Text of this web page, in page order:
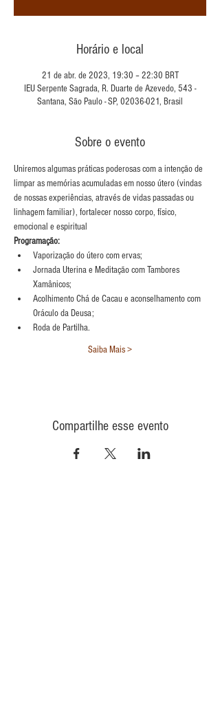
Horário e local
21 de abr. de 2023, 19:30 – 22:30 BRT
IEU Serpente Sagrada, R. Duarte de Azevedo, 543 -
Santana, São Paulo - SP, 02036-021, Brasil
Sobre o evento
Uniremos algumas práticas poderosas com a intenção de
limpar as memórias acumuladas em nosso útero (vindas
de nossas experiências, através de vidas passadas ou
linhagem familiar), fortalecer nosso corpo, físico,
emocional e espiritual
Programação:
Vaporização do útero com ervas;
Jornada Uterina e Meditação com Tambores
Xamânicos;
Acolhimento Chá de Cacau e aconselhamento com
Oráculo da Deusa;
Roda de Partilha.
Saiba Mais >
Compartilhe esse evento